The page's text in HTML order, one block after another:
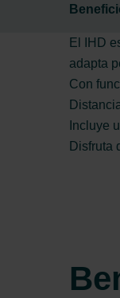
El IHD
adapta
Con
Incluye
Disfruta